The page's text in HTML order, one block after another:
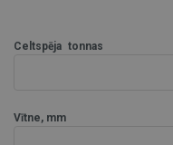
Celtspēja tonnas
Vītne, mm